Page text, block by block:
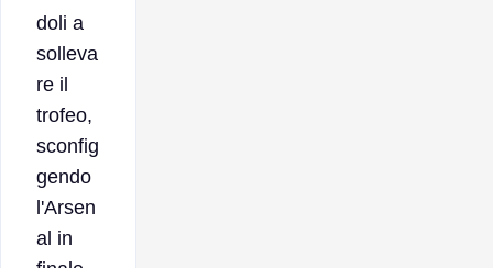
doli a
solleva
re il
trofeo,
sconfig
gendo
l'Arsen
al in